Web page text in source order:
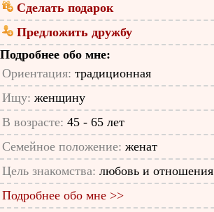
Сделать подарок
Предложить дружбу
Подробнее обо мне:
Ориентация: традиционная
Ищу: женщину
В возрасте: 45 - 65 лет
Семейное положение: женат
Цель знакомства: любовь и отношения
Подробнее обо мне >>